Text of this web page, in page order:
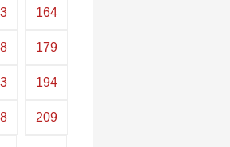
164
179
194
209